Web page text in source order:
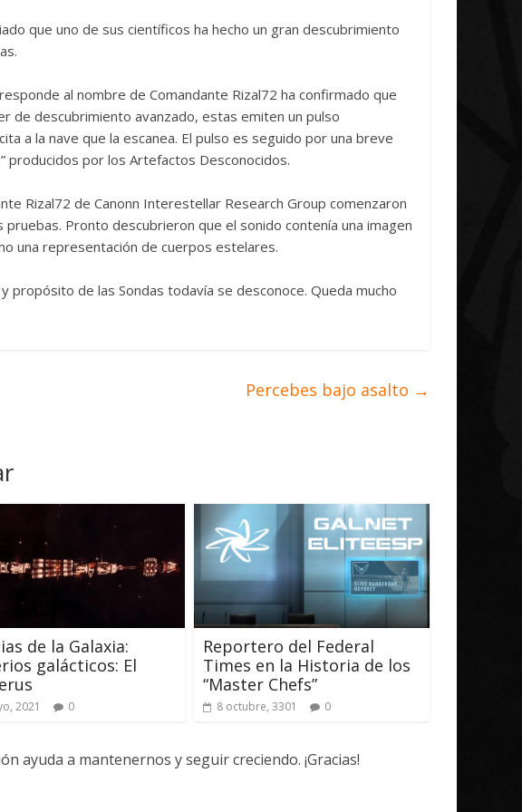
que uno de sus científicos ha hecho un gran descubrimiento
al nombre de Comandante Rizal72 ha confirmado que
de descubrimiento avanzado, estas emiten un pulso
a la nave que la escanea. El pulso es seguido por una breve
producidos por los Artefactos Desconocidos.
Rizal72 de Canonn Interestellar Research Group comenzaron
Pronto descubrieron que el sonido contenía una imagen
una representación de cuerpos estelares.
propósito de las Sondas todavía se desconoce. Queda mucho
Percebes bajo asalto →
de la Galaxia:
galácticos: El
2021 0
Reportero del Federal
Times en la Historia de los
“Master Chefs”
8 octubre, 3301 0
ayuda a mantenernos y seguir creciendo. ¡Gracias!